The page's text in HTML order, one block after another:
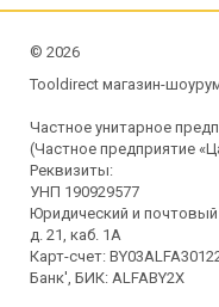
© 2026
Tooldirect магазин-
Частное унитарное
(Частное предприятие
Реквизиты:
УНП 190929577
Юридический и почтовый
д. 21, каб. 1А
Карт-счет:
Банк', БИК: ALFABY2X